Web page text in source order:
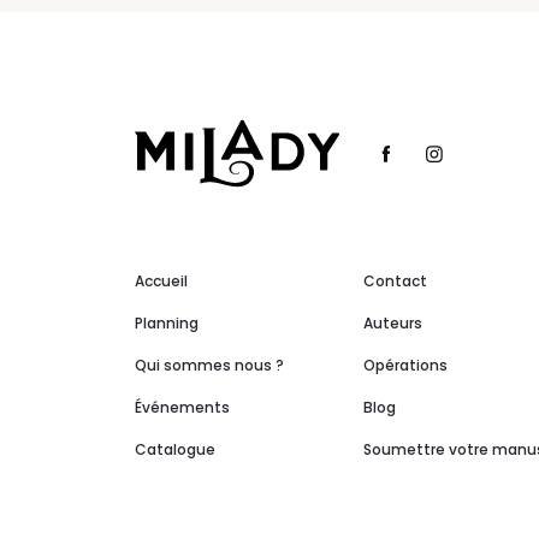
Accueil
Planning
Qui sommes nous ?
Événements
Catalogue
Contact
Auteurs
Opérations
Blog
Soumettre votre